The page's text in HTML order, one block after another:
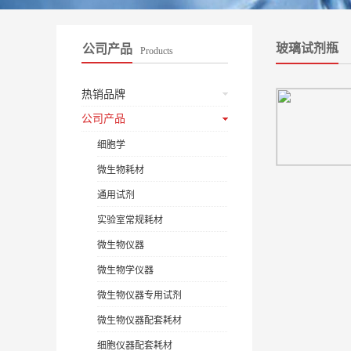
公司产品 Products
热销品牌
公司产品
细胞学
微生物耗材
通用试剂
实验室常规耗材
微生物仪器
微生物学仪器
微生物仪器专用试剂
微生物仪器配套耗材
细胞仪器配套耗材
玻璃试剂瓶